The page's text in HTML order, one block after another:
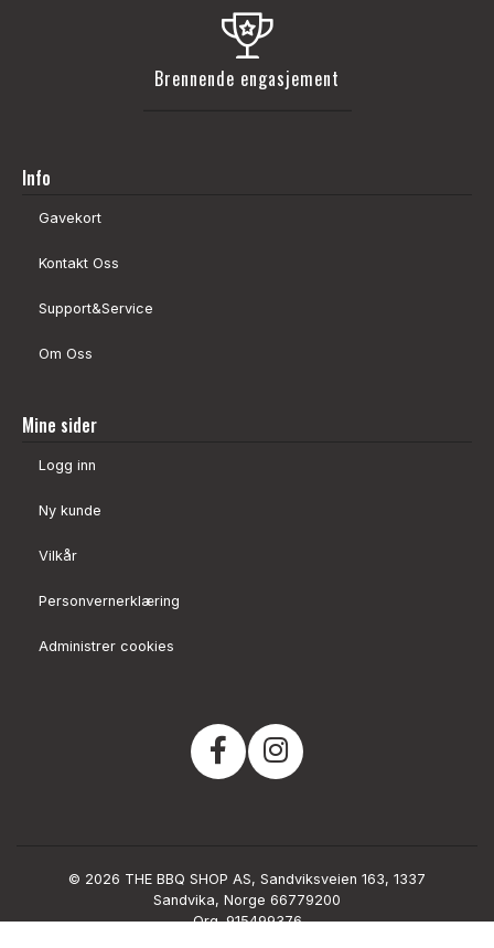
Brennende engasjement
Info
Gavekort
Kontakt Oss
Support&Service
Om Oss
Mine sider
Logg inn
Ny kunde
Vilkår
Personvernerklæring
Administrer cookies
© 2026 THE BBQ SHOP AS, Sandviksveien 163, 1337
Sandvika, Norge 66779200
Org. 915499376